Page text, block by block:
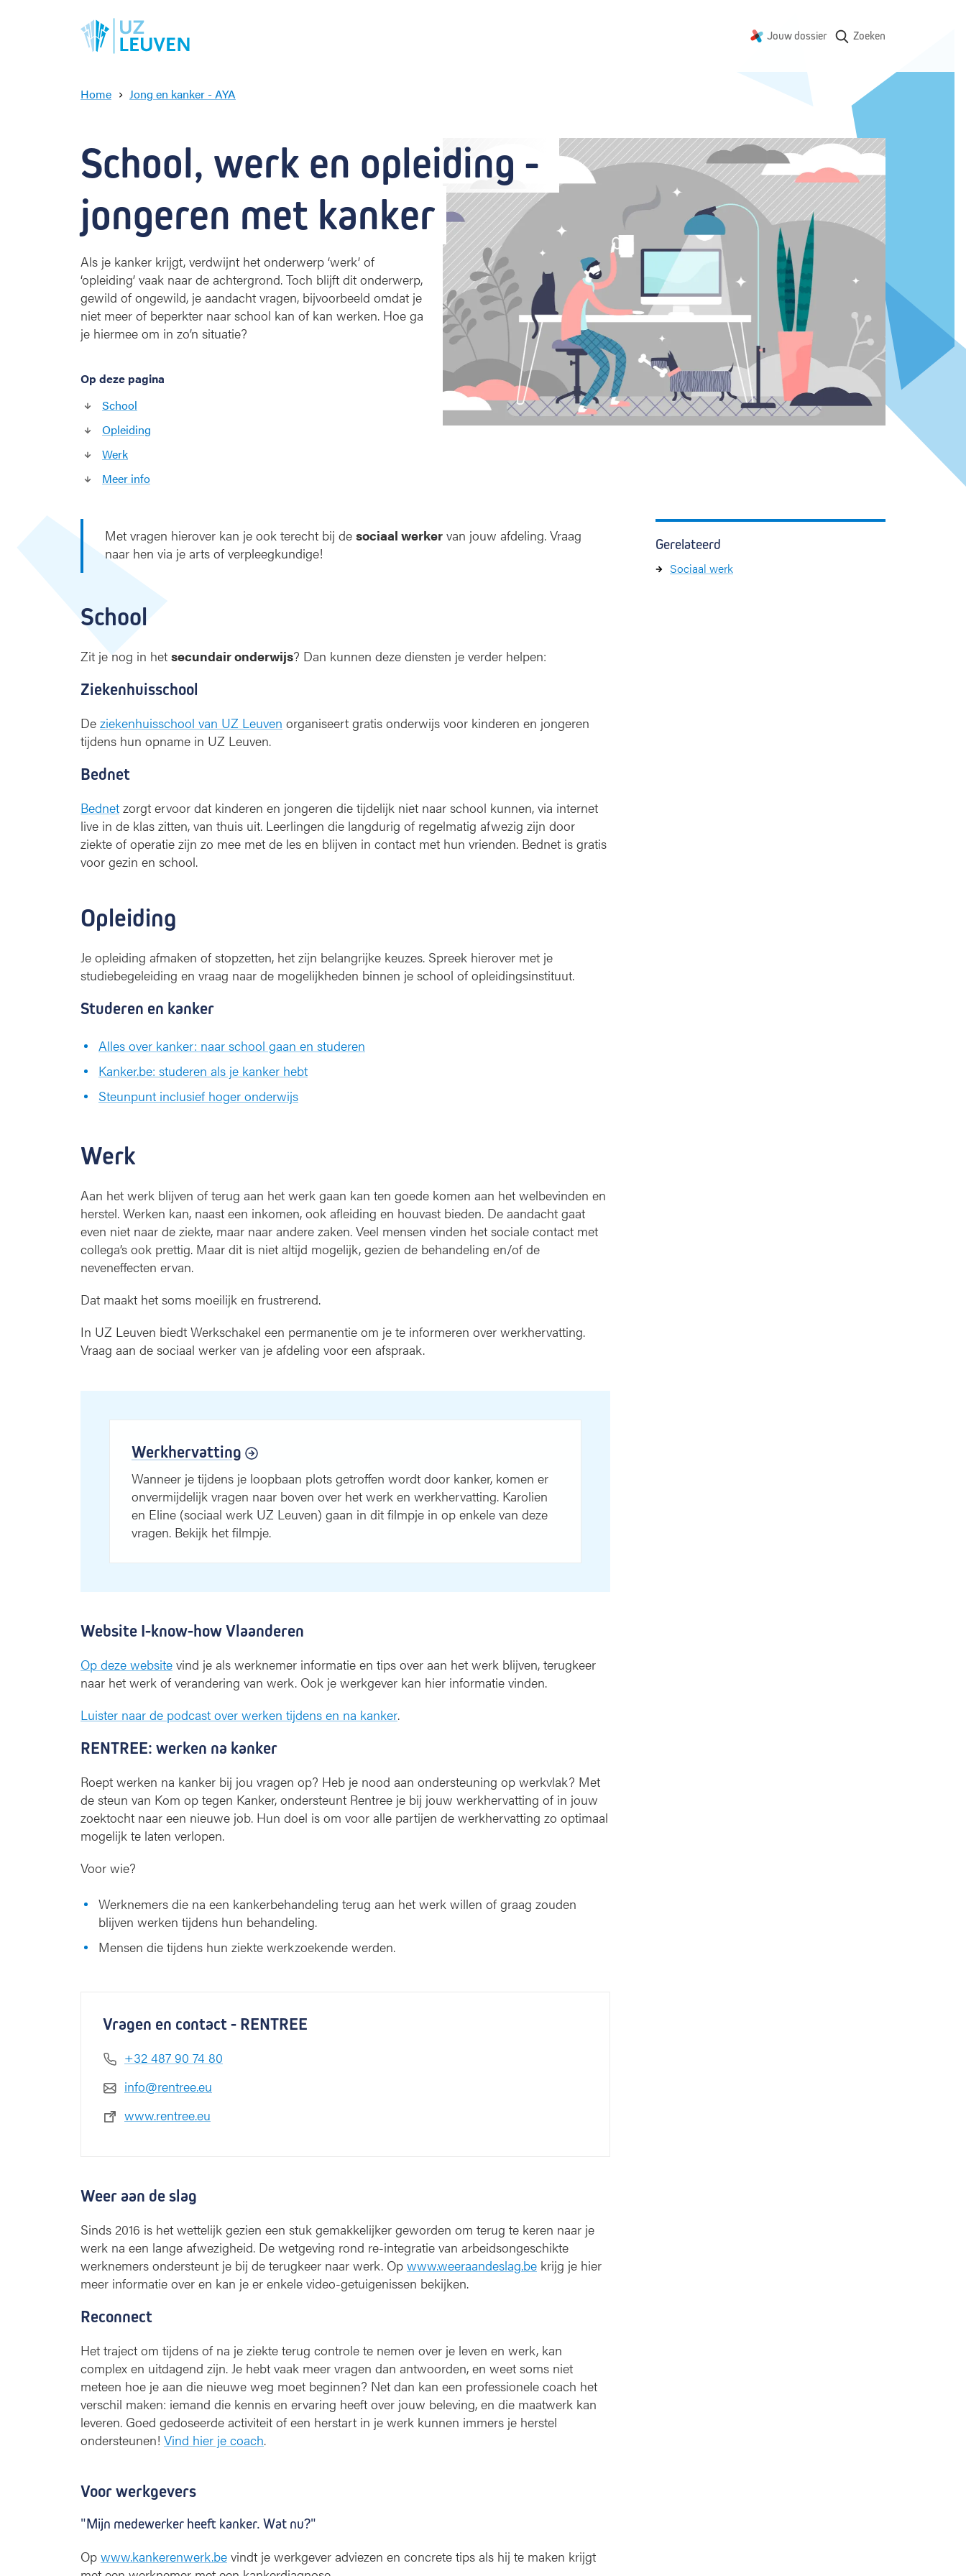
Jouw dossier Zoeken
Home Jong en kanker - AYA
o
o
w
e
k
e
n
o
p
l
School, werk en opleiding -
jongeren met kanker
Als je kanker krijgt, verdwijnt het onderwerp ‘werk’ of
‘opleiding’ vaak naar de achtergrond. Toch blijft dit onderwerp,
gewild of ongewild, je aandacht vragen, bijvoorbeeld omdat je
niet meer of beperkter naar school kan of kan werken. Hoe ga
je hiermee om in zo’n situatie?
Op deze pagina
School
Opleiding
Werk
Meer info
Met vragen hierover kan je ook terecht bij de sociaal werker van jouw afdeling. Vraag
naar hen via je arts of verpleegkundige!
School
Zit je nog in het secundair onderwijs? Dan kunnen deze diensten je verder helpen:
Ziekenhuisschool
De ziekenhuisschool van UZ Leuven organiseert gratis onderwijs voor kinderen en jongeren
tijdens hun opname in UZ Leuven.
Bednet
Bednet zorgt ervoor dat kinderen en jongeren die tijdelijk niet naar school kunnen, via internet
live in de klas zitten, van thuis uit. Leerlingen die langdurig of regelmatig afwezig zijn door
ziekte of operatie zijn zo mee met de les en blijven in contact met hun vrienden. Bednet is gratis
voor gezin en school.
Opleiding
Je opleiding afmaken of stopzetten, het zijn belangrijke keuzes. Spreek hierover met je
studiebegeleiding en vraag naar de mogelijkheden binnen je school of opleidingsinstituut.
Studeren en kanker
Alles over kanker: naar school gaan en studeren
Kanker.be: studeren als je kanker hebt
Steunpunt inclusief hoger onderwijs
Werk
Aan het werk blijven of terug aan het werk gaan kan ten goede komen aan het welbevinden en
herstel. Werken kan, naast een inkomen, ook afleiding en houvast bieden. De aandacht gaat
even niet naar de ziekte, maar naar andere zaken. Veel mensen vinden het sociale contact met
collega’s ook prettig. Maar dit is niet altijd mogelijk, gezien de behandeling en/of de
neveneffecten ervan.
Dat maakt het soms moeilijk en frustrerend.
In UZ Leuven biedt Werkschakel een permanentie om je te informeren over werkhervatting.
Vraag aan de sociaal werker van je afdeling voor een afspraak.
Werkhervatting
Wanneer je tijdens je loopbaan plots getroffen wordt door kanker, komen er
onvermijdelijk vragen naar boven over het werk en werkhervatting. Karolien
en Eline (sociaal werk UZ Leuven) gaan in dit filmpje in op enkele van deze
vragen. Bekijk het filmpje.
Website I-know-how Vlaanderen
Op deze website vind je als werknemer informatie en tips over aan het werk blijven, terugkeer
naar het werk of verandering van werk. Ook je werkgever kan hier informatie vinden.
Luister naar de podcast over werken tijdens en na kanker.
RENTREE: werken na kanker
Roept werken na kanker bij jou vragen op? Heb je nood aan ondersteuning op werkvlak? Met
de steun van Kom op tegen Kanker, ondersteunt Rentree je bij jouw werkhervatting of in jouw
zoektocht naar een nieuwe job. Hun doel is om voor alle partijen de werkhervatting zo optimaal
mogelijk te laten verlopen.
Voor wie?
Werknemers die na een kankerbehandeling terug aan het werk willen of graag zouden
blijven werken tijdens hun behandeling.
Mensen die tijdens hun ziekte werkzoekende werden.
Vragen en contact - RENTREE
+32 487 90 74 80
info@rentree.eu
www.rentree.eu
Weer aan de slag
Sinds 2016 is het wettelijk gezien een stuk gemakkelijker geworden om terug te keren naar je
werk na een lange afwezigheid. De wetgeving rond re-integratie van arbeidsongeschikte
werknemers ondersteunt je bij de terugkeer naar werk. Op www.weeraandeslag.be krijg je hier
meer informatie over en kan je er enkele video-getuigenissen bekijken.
Reconnect
Het traject om tijdens of na je ziekte terug controle te nemen over je leven en werk, kan
complex en uitdagend zijn. Je hebt vaak meer vragen dan antwoorden, en weet soms niet
meteen hoe je aan die nieuwe weg moet beginnen? Net dan kan een professionele coach het
verschil maken: iemand die kennis en ervaring heeft over jouw beleving, en die maatwerk kan
leveren. Goed gedoseerde activiteit of een herstart in je werk kunnen immers je herstel
ondersteunen! Vind hier je coach.
Voor werkgevers
"Mijn medewerker heeft kanker. Wat nu?"
Op www.kankerenwerk.be vindt je werkgever adviezen en concrete tips als hij te maken krijgt
Gerelateerd
Sociaal werk